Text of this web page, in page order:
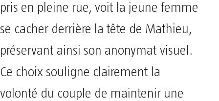
pris en pleine rue, voit la jeune femme
se cacher derrière la tête de Mathieu,
préservant ainsi son anonymat visuel.
Ce choix souligne clairement la
volonté du couple de maintenir une